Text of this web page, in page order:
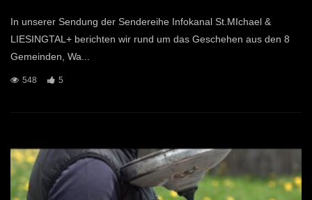
In unserer Sendung der Sendereihe Infokanal St.MIchael &
LIESINGTAL+ berichten wir rund um das Geschehen aus den 8
Gemeinden, Wa...
548 5